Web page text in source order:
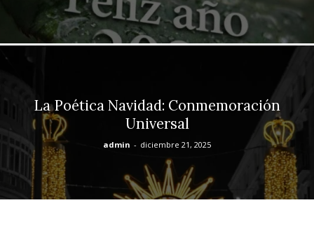
La Poética Navidad: Conmemoración
Universal
admin - diciembre 21, 2025